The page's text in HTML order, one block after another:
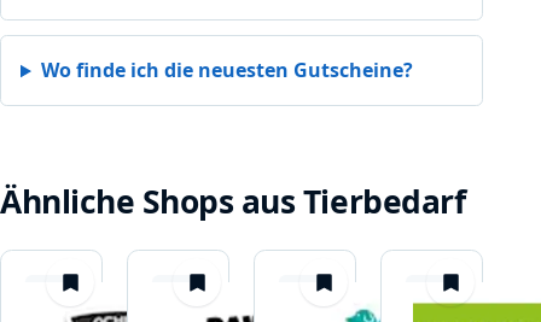
Wo finde ich die neuesten Gutscheine?
Ähnliche Shops aus Tierbedarf
merken merken merken merken